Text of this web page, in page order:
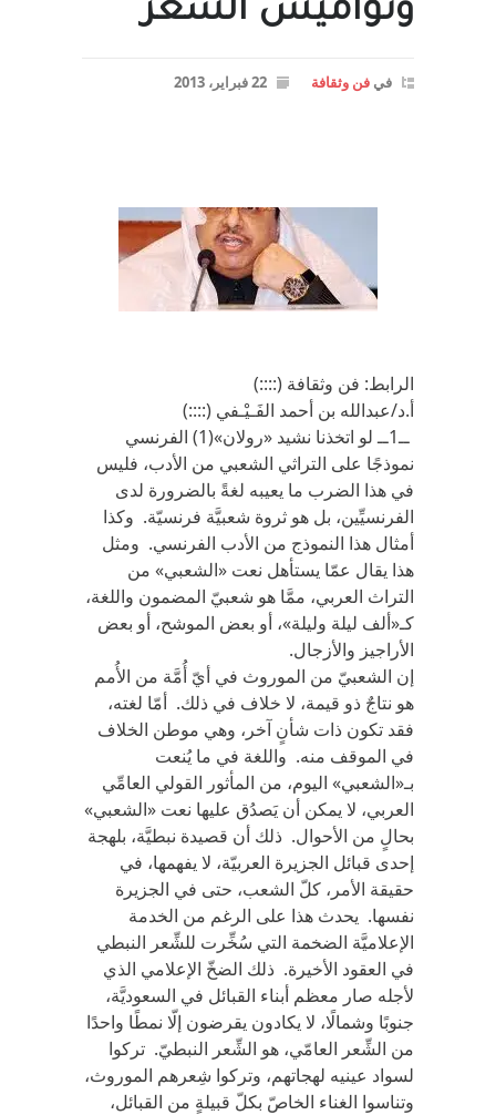
ونواميس الشعر
في فن وثقافة 22 فبراير، 2013
الرابط: فن وثقافة (::::)
أ.د/عبدالله بن أحمد الفَـيْـفي (::::)
ــ1ــ لو اتخذنا نشيد «رولان»(1) الفرنسي
نموذجًا على التراثي الشعبي من الأدب، فليس
في هذا الضرب ما يعيبه لغةً بالضرورة لدى
الفرنسيِّين، بل هو ثروة شعبيَّة فرنسيّة. وكذا
أمثال هذا النموذج من الأدب الفرنسي. ومثل
هذا يقال عمّا يستأهل نعت «الشعبي» من
التراث العربي، ممَّا هو شعبيّ المضمون واللغة،
كـ«ألف ليلة وليلة»، أو بعض الموشح، أو بعض
الأراجيز والأزجال.
إن الشعبيّ من الموروث في أيّ أُمَّة من الأُمم
هو نتاجٌ ذو قيمة، لا خلاف في ذلك. أمّا لغته،
فقد تكون ذات شأنٍ آخر، وهي موطن الخلاف
في الموقف منه. واللغة في ما يُنعت
بـ«الشعبي» اليوم، من المأثور القولي العامِّي
العربي، لا يمكن أن يَصدُق عليها نعت «الشعبي»
بحالٍ من الأحوال. ذلك أن قصيدة نبطيَّة، بلهجة
إحدى قبائل الجزيرة العربيّة، لا يفهمها، في
حقيقة الأمر، كلّ الشعب، حتى في الجزيرة
نفسها. يحدث هذا على الرغم من الخدمة
الإعلاميَّة الضخمة التي سُخِّرت للشِّعر النبطي
في العقود الأخيرة. ذلك الضخّ الإعلامي الذي
لأجله صار معظم أبناء القبائل في السعوديَّة،
جنوبًا وشمالًا، لا يكادون يقرضون إلّا نمطًا واحدًا
من الشِّعر العامّي، هو الشِّعر النبطيّ. تركوا
لسواد عينيه لهجاتهم، وتركوا شِعرهم الموروث،
وتناسوا الغناء الخاصّ بكلّ قبيلةٍ من القبائل،